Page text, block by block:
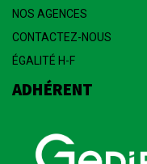
NOS AGENCES
CONTACTEZ-NOUS
ÉGALITÉ H-F
ADHÉRENT